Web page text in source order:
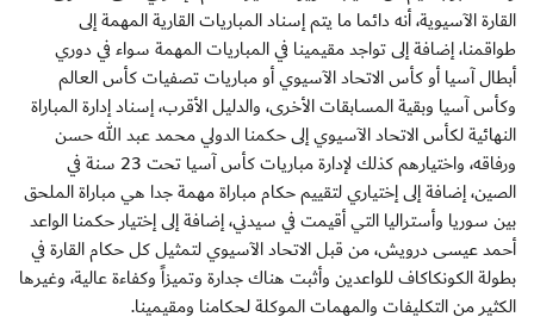
القارة الآسيوية، أنه دائما ما يتم إسناد المباريات القارية المهمة إلى
طواقمنا، إضافة إلى تواجد مقيمينا في المباريات المهمة سواء في دوري
أبطال آسيا أو كأس الاتحاد الآسيوي أو مباريات تصفيات كأس العالم
وكأس آسيا وبقية المسابقات الأخرى، والدليل الأقرب، إسناد إدارة المباراة
النهائية لكأس الاتحاد الآسيوي إلى حكمنا الدولي محمد عبد الله حسن
ورفاقه، واختيارهم كذلك لإدارة مباريات كأس آسيا تحت 23 سنة في
الصين، إضافة إلى إختياري لتقييم حكام مباراة مهمة جدا هي مباراة الملحق
بين سوريا وأستراليا التي أقيمت في سيدني، إضافة إلى إختيار حكمنا الواعد
أحمد عيسى درويش، من قبل الاتحاد الآسيوي لتمثيل كل حكام القارة في
بطولة الكونكاكاف للواعدين وأثبت هناك جدارة وتميزاً وكفاءة عالية، وغيرها
الكثير من التكليفات والمهمات الموكلة لحكامنا ومقيمينا.